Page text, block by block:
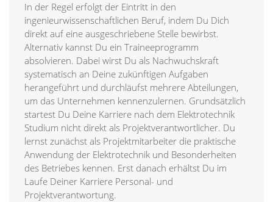
In der Regel erfolgt der Eintritt in den
ingenieurwissenschaftlichen Beruf, indem Du Dich
direkt auf eine ausgeschriebene Stelle bewirbst.
Alternativ kannst Du ein Traineeprogramm
absolvieren. Dabei wirst Du als Nachwuchskraft
systematisch an Deine zukünftigen Aufgaben
herangeführt und durchläufst mehrere Abteilungen,
um das Unternehmen kennenzulernen. Grundsätzlich
startest Du Deine Karriere nach dem Elektrotechnik
Studium nicht direkt als Projektverantwortlicher. Du
lernst zunächst als Projektmitarbeiter die praktische
Anwendung der Elektrotechnik und Besonderheiten
des Betriebes kennen. Erst danach erhältst Du im
Laufe Deiner Karriere Personal- und
Projektverantwortung.